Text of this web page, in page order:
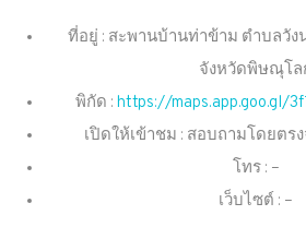
ที่อยู่ : สะพานบ้านท่าข้าม ตำบลวัง
จังหวัดพิษณุโล
พิกัด : https://maps.app.goo.gl/
เปิดให้เข้าชม : สอบถามโดยตร
โทร : –
เว็บไซต์ : –